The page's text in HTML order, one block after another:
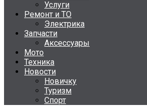
Услуги
Ремонт и ТО
Электрика
Запчасти
Аксессуары
Мото
Техника
Новости
Новичку
Туризм
Спорт